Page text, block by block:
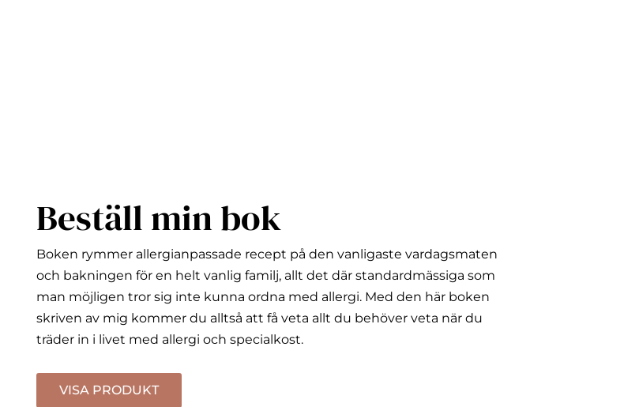
Beställ min bok
Boken rymmer allergianpassade recept på den vanligaste vardagsmaten
och bakningen för en helt vanlig familj, allt det där standardmässiga som
man möjligen tror sig inte kunna ordna med allergi. Med den här boken
skriven av mig kommer du alltså att få veta allt du behöver veta när du
träder in i livet med allergi och specialkost.
VISA PRODUKT